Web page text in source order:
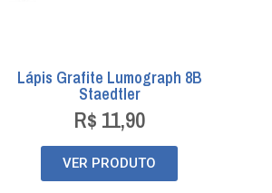
Lápis Grafite Lumograph 8B
Staedtler
R$ 11,90
VER PRODUTO